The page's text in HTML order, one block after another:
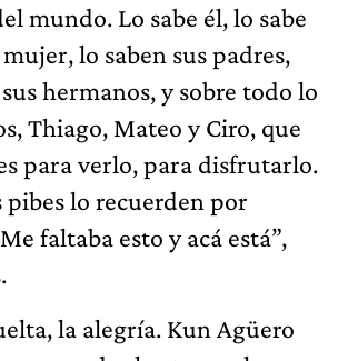
mundo. Lo sabe él, lo sabe
lo saben sus padres,
hermanos, y sobre todo lo
Thiago, Mateo y Ciro, que
para verlo, para disfrutarlo.
pibes lo recuerden por
faltaba esto y acá está”,
la alegría. Kun Agüero